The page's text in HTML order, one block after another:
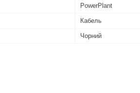
PowerPlant
Кабель
Чорний